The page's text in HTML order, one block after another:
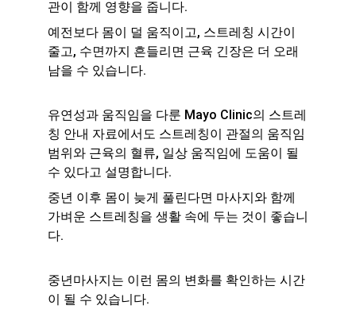
관이 함께 영향을 줍니다.
예전보다 몸이 덜 움직이고, 스트레칭 시간이
줄고, 수면까지 흔들리면 근육 긴장은 더 오래
남을 수 있습니다.
유연성과 움직임을 다룬 Mayo Clinic의 스트레
칭 안내 자료에서도 스트레칭이 관절의 움직임
범위와 근육의 혈류, 일상 움직임에 도움이 될
수 있다고 설명합니다.
중년 이후 몸이 늦게 풀린다면 마사지와 함께
가벼운 스트레칭을 생활 속에 두는 것이 좋습니
다.
중년마사지는 이런 몸의 변화를 확인하는 시간
이 될 수 있습니다.